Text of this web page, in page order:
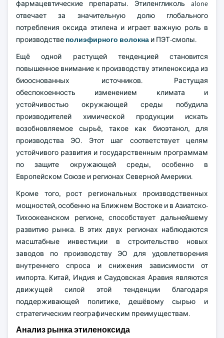
фармацевтические препараты. Этиленгликоль alone
отвечает за значительную долю глобального
потребления оксида этилена и играет важную роль в
производстве полиэфирного волокна и ПЭТ-смолы.
Ещё одной растущей тенденцией становится
повышенное внимание к производству этиленоксида из
биооснованных источников. Растущая
обеспокоенность изменением климата и
устойчивостью окружающей среды побудила
производителей химической продукции искать
возобновляемое сырьё, такое как биоэтанол, для
производства ЭО. Этот шаг соответствует целям
устойчивого развития и государственным программам
по защите окружающей среды, особенно в
Европейском Союзе и регионах Северной Америки.
Кроме того, рост региональных производственных
мощностей, особенно на Ближнем Востоке и в Азиатско-
Тихоокеанском регионе, способствует дальнейшему
развитию рынка. В этих двух регионах наблюдаются
масштабные инвестиции в строительство новых
заводов по производству ЭО для удовлетворения
внутреннего спроса и снижения зависимости от
импорта. Китай, Индия и Саудовская Аравия являются
движущей силой этой тенденции благодаря
поддерживающей политике, дешёвому сырью и
стратегическим географическим преимуществам.
Анализ рынка этиленоксида